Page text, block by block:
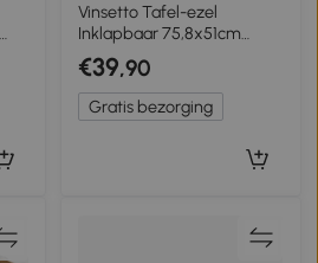
Vinsetto Tafel-ezel
Inklapbaar 75,8x51cm
Verstelbare Schildersezel
van Beukenhout
€39,90
Gratis bezorging